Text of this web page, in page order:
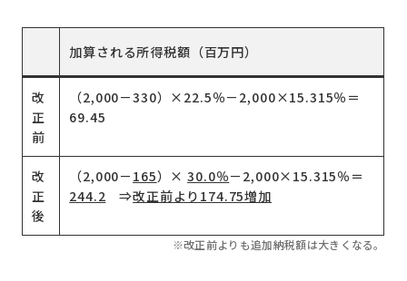
加算される所得税額（百万円）
改
正
前
（2,000－330）×22.5％－2,000×15.315％＝
69.45
改
正
後
（2,000－ 165）×30.0％－2,000×15.315％＝
244.2 ⇒改正前より174.75増加
※改正前よりも追加納税額は大きくなる。